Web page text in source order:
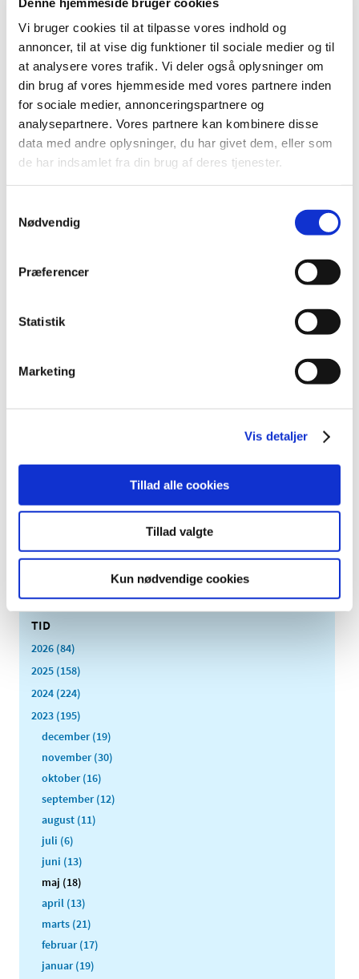
Vi bruger cookies til at tilpasse vores indhold og
annoncer, til at vise dig funktioner til sociale medier og til
at analysere vores trafik. Vi deler også oplysninger om
din brug af vores hjemmeside med vores partnere inden
for sociale medier, annonceringspartnere og
analysepartnere. Vores partnere kan kombinere disse
data med andre oplysninger, du har givet dem, eller som
de har indsamlet fra din brug af deres tjenester.
Nødvendig
Præferencer
Statistik
Marketing
Vis detaljer
Tillad alle cookies
Tillad valgte
Kun nødvendige cookies
Nyt stof omfattet af bekendtgørelse om
euforiserende stoffer
|3. maj 2023 |
I Indenrigs- og Sundhedsministeriets bekendtgørelse nr.
2446 af 12. december 2021 om euforiserende stoffer er…
Invitation til informationsmøde for
tilknytninger
Januar 2023 lancerede vi den nye formular til anmeldelse
og ansøgning om tilknytning og økonomisk støtte.
…
Problemer med opdatering af
|1. maj 2023
Lægemiddelstyrelsen har mandag tekniske problemer
Sundhedsministeren har aktiveret det
statslige lægemiddelberedskab delvist til den
|1. maj 2023|
Lægemiddelstyrelsen har indstillet, at
sundhedsministeren forlænger den delvise aktivering
Alle (2506)
TID
2026 (84)
2025 (158)
2024 (224)
2023 (195)
december (19)
november (30)
oktober (16)
september (12)
august (11)
juli (6)
juni (13)
maj (18)
april (13)
marts (21)
februar (17)
januar (19)